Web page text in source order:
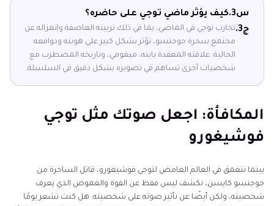
س3.
كيف يؤثر ماضي توجي على حاضره؟
ج3.
تجارب توجي في الماضي، بما في ذلك تربيته العاصفة وانعزاله عن
مجتمع سحرة جوجتسو، تؤثر بشكل كبير على هويته ودوافعه
الحالية. علاقته المعقدة بابنه، ميغومي، وتاريخه المضطرب مع
شخصيات أخرى تساهم في تصويره بشكل دقيق في السلسلة.
المكافأة: اجعل صوتك مثل توجي
فوشيغورو
بينما نتعمق في العالم الغامض لتوجي فوشيغورو، قاتل الساحرة من
جوجتسو كايسن، نكشف ليس فقط عن القوة والغموض الذي يعرف
شخصيته، ولكن أيضًا عن تأثير صوته على شخصيته. هل كنت تشعر يومًا